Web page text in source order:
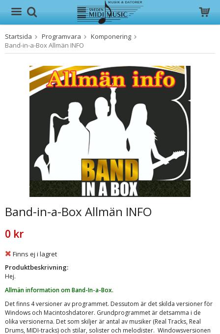
Produkten har blivit tillagd i varukorgen
Startsida Programvara
Komponering
Band-in-a-Box Allmän INFO
Band-in-a-Box Allmän INFO
0 kr
Finns ej i lagret
Produktbeskrivning:
Hej.
Allmän information om Band-In-a-Box.
Det finns 4 versioner av programmet. Dessutom är det skilda versioner för
Windows och Macintoshdatorer. Grundprogrammet är detsamma i de
olika versionerna. Det som skiljer är antal av musiker (Real Tracks, Real
Drums, MIDI-tracks) och stilar, solister och melodister. Windowsversionen